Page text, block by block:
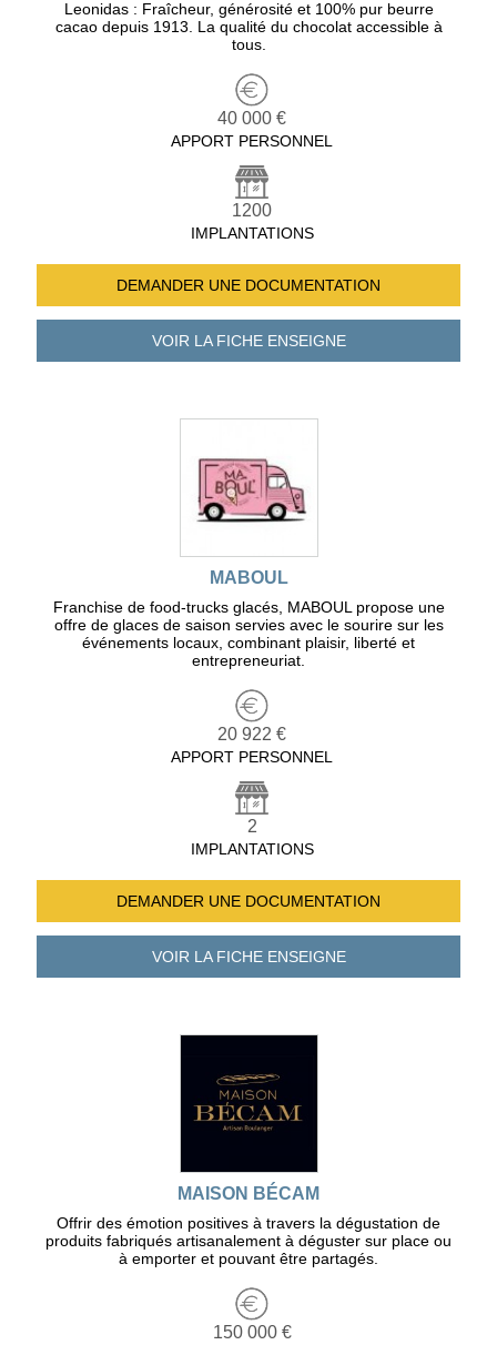
Leonidas : Fraîcheur, générosité et 100% pur beurre
cacao depuis 1913. La qualité du chocolat accessible à
tous.
40 000 €
APPORT PERSONNEL
1200
IMPLANTATIONS
DEMANDER UNE DOCUMENTATION
VOIR LA FICHEENSEIGNE
MABOUL
Franchise de food-trucks glacés, MABOUL propose une
offre de glaces de saison servies avec le sourire sur les
événements locaux, combinant plaisir, liberté et
entrepreneuriat.
20 922 €
APPORT PERSONNEL
2
IMPLANTATIONS
DEMANDER UNE DOCUMENTATION
VOIR LA FICHEENSEIGNE
MAISON BÉCAM
Offrir des émotion positives à travers la dégustation de
produits fabriqués artisanalement à déguster sur place ou
à emporter et pouvant être partagés.
150 000 €